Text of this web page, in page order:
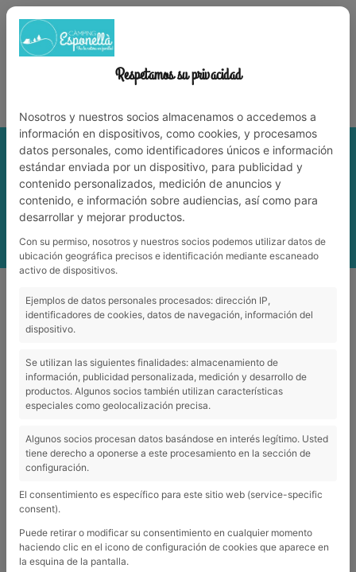
972 59 70 74
TREBALLA AMB NOSALTRES
Viu la natura en família!
MENÚ
Càmping
El Càmping Esponellà disposa de tot un seguit
d’instal·lacions i serveis, com ara bar-restaurant, tres
minigolf, bugaderia, wi-fi... Ja sigui per als que busquen
una estada al Pla de l’Estany per desconnectar com els
qui vulguin gaudir de l’aventura de l’entorn natural
pròxim, hi ha opcions per a tothom i per a tota la
família!
Respetamos su privacidad
Nosotros y nuestros socios almacenamos o accedemos a
información en dispositivos, como cookies, y procesamos
datos personales, como identificadores únicos e información
estándar enviada por un dispositivo, para publicidad y
contenido personalizados, medición de anuncios y
contenido, e información sobre audiencias, así como para
desarrollar y mejorar productos.
Con su permiso, nosotros y nuestros socios podemos utilizar datos de
ubicación geográfica precisos e identificación mediante escaneado
activo de dispositivos.
Ejemplos de datos personales procesados: dirección IP,
identificadores de cookies, datos de navegación, información del
dispositivo.
Se utilizan las siguientes finalidades: almacenamiento de
información, publicidad personalizada, medición y desarrollo de
productos. Algunos socios también utilizan características
especiales como geolocalización precisa.
Algunos socios procesan datos basándose en interés legítimo. Usted
tiene derecho a oponerse a este procesamiento en la sección de
configuración.
El consentimiento es específico para este sitio web (service-specific
consent).
Puede retirar o modificar su consentimiento en cualquier momento
haciendo clic en el icono de configuración de cookies que aparece en
la esquina de la pantalla.